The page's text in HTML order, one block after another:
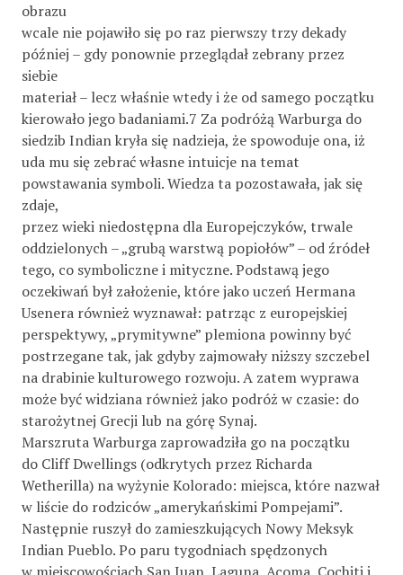
obrazu
wcale nie pojawiło się po raz pierwszy trzy dekady
później – gdy ponownie przeglądał zebrany przez
siebie
materiał – lecz właśnie wtedy i że od samego początku
kierowało jego badaniami.7 Za podróżą Warburga do
siedzib Indian kryła się nadzieja, że spowoduje ona, iż
uda mu się zebrać własne intuicje na temat
powstawania symboli. Wiedza ta pozostawała, jak się
zdaje,
przez wieki niedostępna dla Europejczyków, trwale
oddzielonych – „grubą warstwą popiołów” – od źródeł
tego, co symboliczne i mityczne. Podstawą jego
oczekiwań był założenie, które jako uczeń Hermana
Usenera również wyznawał: patrząc z europejskiej
perspektywy, „prymitywne” plemiona powinny być
postrzegane tak, jak gdyby zajmowały niższy szczebel
na drabinie kulturowego rozwoju. A zatem wyprawa
może być widziana również jako podróż w czasie: do
starożytnej Grecji lub na górę Synaj.
Marszruta Warburga zaprowadziła go na początku
do Cliff Dwellings (odkrytych przez Richarda
Wetherilla) na wyżynie Kolorado: miejsca, które nazwał
w liście do rodziców „amerykańskimi Pompejami”.
Następnie ruszył do zamieszkujących Nowy Meksyk
Indian Pueblo. Po paru tygodniach spędzonych